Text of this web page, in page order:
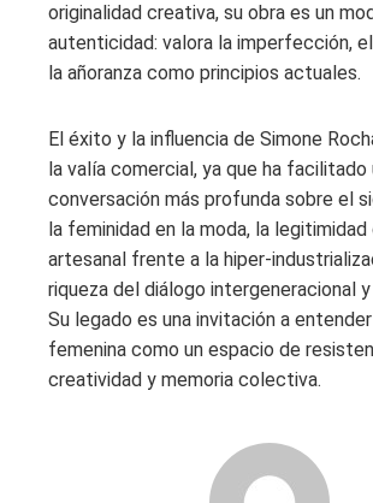
originalidad creativa, su obra es un
autenticidad: valora la imperfección,
la añoranza como principios actuales.
El éxito y la influencia de Simone
la valía comercial, ya que ha facilitado
conversación más profunda sobre el
la feminidad en la moda, la
artesanal frente a la hiper-
riqueza del diálogo intergeneracional
Su legado es una invitación a
femenina como un espacio de
creatividad y memoria colectiva.